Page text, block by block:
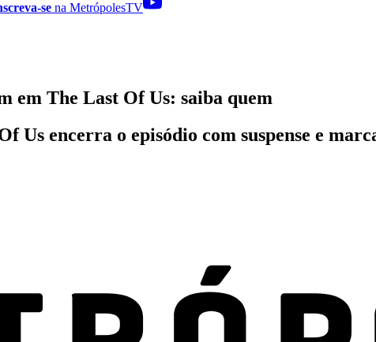
se na MetrópolesTV
em The Last Of Us: saiba quem
Us encerra o episódio com suspense e